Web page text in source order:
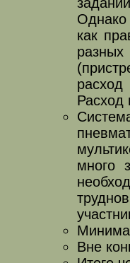
Однако
как
Расход
много
Вне